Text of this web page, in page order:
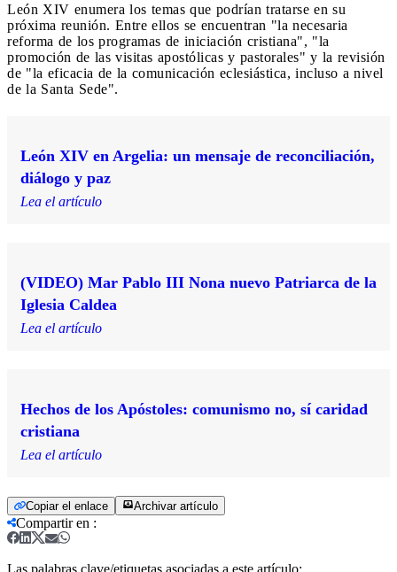
León XIV enumera los temas que podrían tratarse en su
próxima reunión. Entre ellos se encuentran "la necesaria
reforma de los programas de iniciación cristiana", "la
promoción de las visitas apostólicas y pastorales" y la revisión
de "la eficacia de la comunicación eclesiástica, incluso a nivel
de la Santa Sede".
León XIV en Argelia: un mensaje de reconciliación,
diálogo y paz
Lea el artículo
(VIDEO) Mar Pablo III Nona nuevo Patriarca de la
Iglesia Caldea
Lea el artículo
Hechos de los Apóstoles: comunismo no, sí caridad
cristiana
Lea el artículo
Copiar el enlace Archivar artículo
Compartir en :
Las palabras clave/etiquetas asociadas a este artículo: